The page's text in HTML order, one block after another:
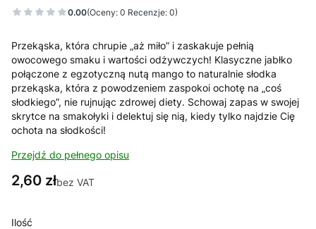
0.00(Oceny: 0 Recenzje: 0)
Przekąska, która chrupie „aż miło” i zaskakuje pełnią
owocowego smaku i wartości odżywczych! Klasyczne jabłko
połączone z egzotyczną nutą mango to naturalnie słodka
przekąska, która z powodzeniem zaspokoi ochotę na „coś
słodkiego”, nie rujnując zdrowej diety. Schowaj zapas w swojej
skrytce na smakołyki i delektuj się nią, kiedy tylko najdzie Cię
ochota na słodkości!
Przejdź do pełnego opisu
Cena
2,60 złbez VAT
Ilość